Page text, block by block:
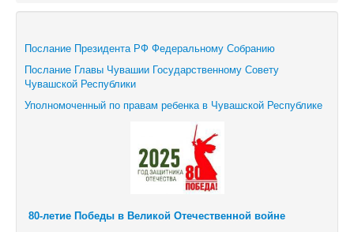
Послание Президента РФ Федеральному Собранию
Послание Главы Чувашии Государственному Совету
Чувашской Республики
Уполномоченный по правам ребенка в Чувашской Республике
80-летие Победы в Великой Отечественной войне